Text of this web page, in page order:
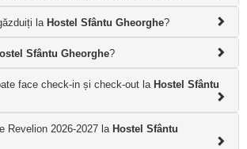
la Hostel Sfântu Gheorghe?
Sfântu Gheorghe?
face check-in și check-out la Hostel Sfântu
Revelion 2026-2027 la Hostel Sfântu